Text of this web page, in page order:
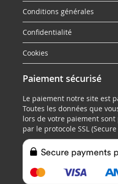
Conditions générales
Confidentialité
Cookies
Paiement sécurisé
Le paiement notre site est
Toutes les données que
lors de votre paiement sont
par le protocole SSL